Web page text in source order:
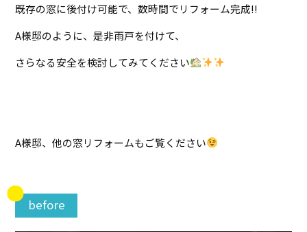
既存の窓に後付け可能で、数時間でリフォーム完成!!
A様邸のように、是非雨戸を付けて、
さらなる安全を検討してみてください
A様邸、他の窓リフォームもご覧ください
before